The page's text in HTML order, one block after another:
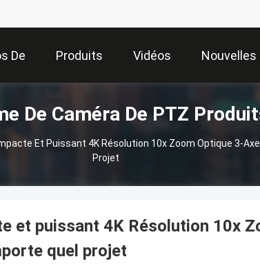
De Produits Vidéos Nouvelles
De Caméra De PTZ
Et Puissant 4K Résolution 10x Zoom Optique 3-
Projet
et puissant 4K Résolution 10x
quel projet